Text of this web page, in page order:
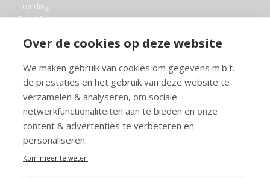
Over de cookies op deze website
We maken gebruik van cookies om gegevens m.b.t.
de prestaties en het gebruik van deze website te
verzamelen & analyseren, om sociale
netwerkfunctionaliteiten aan te bieden en onze
content & advertenties te verbeteren en
personaliseren.
Kom meer te weten
Trending
Blog Maurice
Bibliotheek
Info en service
FAQ
Doneren
Privacy
Voorwaarden
Meedoen